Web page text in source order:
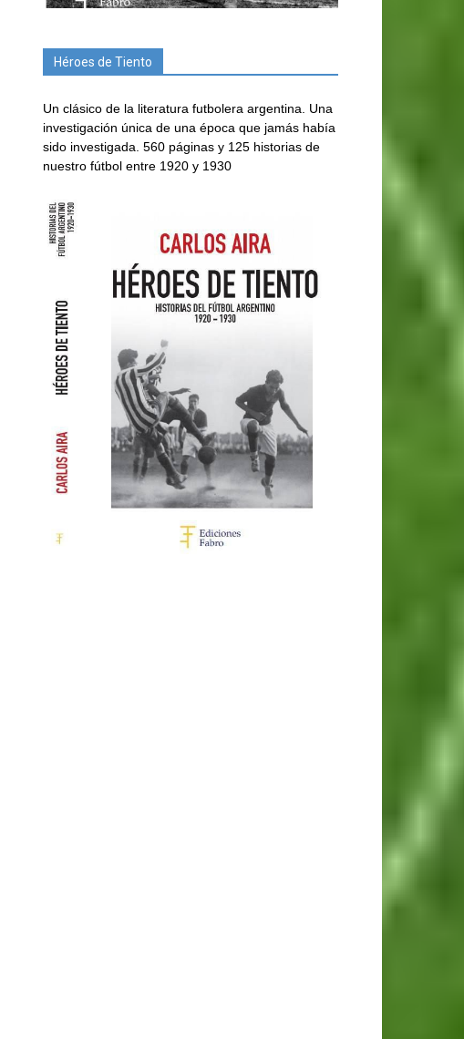
Héroes de Tiento
Un clásico de la literatura futbolera argentina. Una
investigación única de una época que jamás había
sido investigada. 560 páginas y 125 historias de
nuestro fútbol entre 1920 y 1930